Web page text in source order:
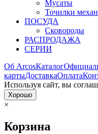
Мусаты
Точилки
ПОСУДА
Сковороды
РАСПРОДАЖА
СЕРИИ
Об ArcosКаталог
картыДоставкаОплата
Используя сайт, вы
Хорошо
×
Корзина